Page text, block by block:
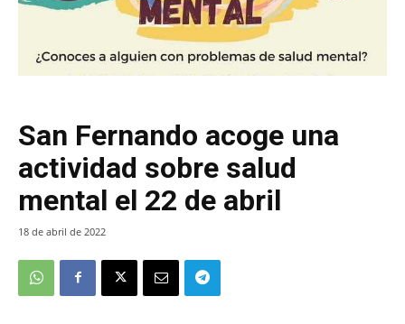
San Fernando acoge una
actividad sobre salud
mental el 22 de abril
18 de abril de 2022